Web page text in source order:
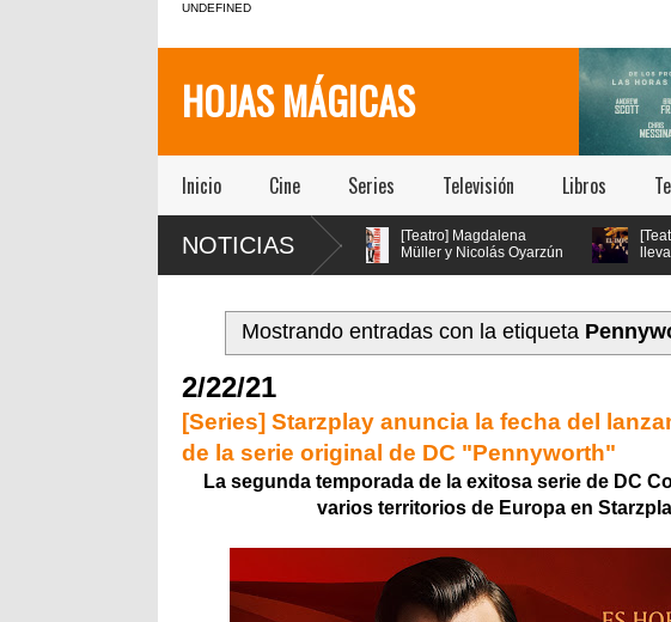
UNDEFINED
HOJAS MÁGICAS
Inicio Cine Series Televisión Libros
NOTICIAS
[Teatro] María Gracia
Omegna protagoniza
[Teatro] Magdalena
Müller y Nicolás Oyarzún
[Teatro]
lleva el
Mostrando entradas con la etiqueta
2/22/21
[Series] Starzplay anuncia la fecha del
de la serie original de DC "Pennyworth"
La segunda temporada de la exitosa serie de DC
varios territorios de Europa en